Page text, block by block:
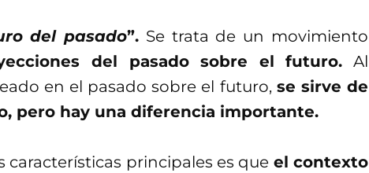
del pasado”. Se trata de un movimiento
del pasado sobre el futuro. Al
en el pasado sobre el futuro, se sirve de
pero hay una diferencia importante.
características principales es que el contexto